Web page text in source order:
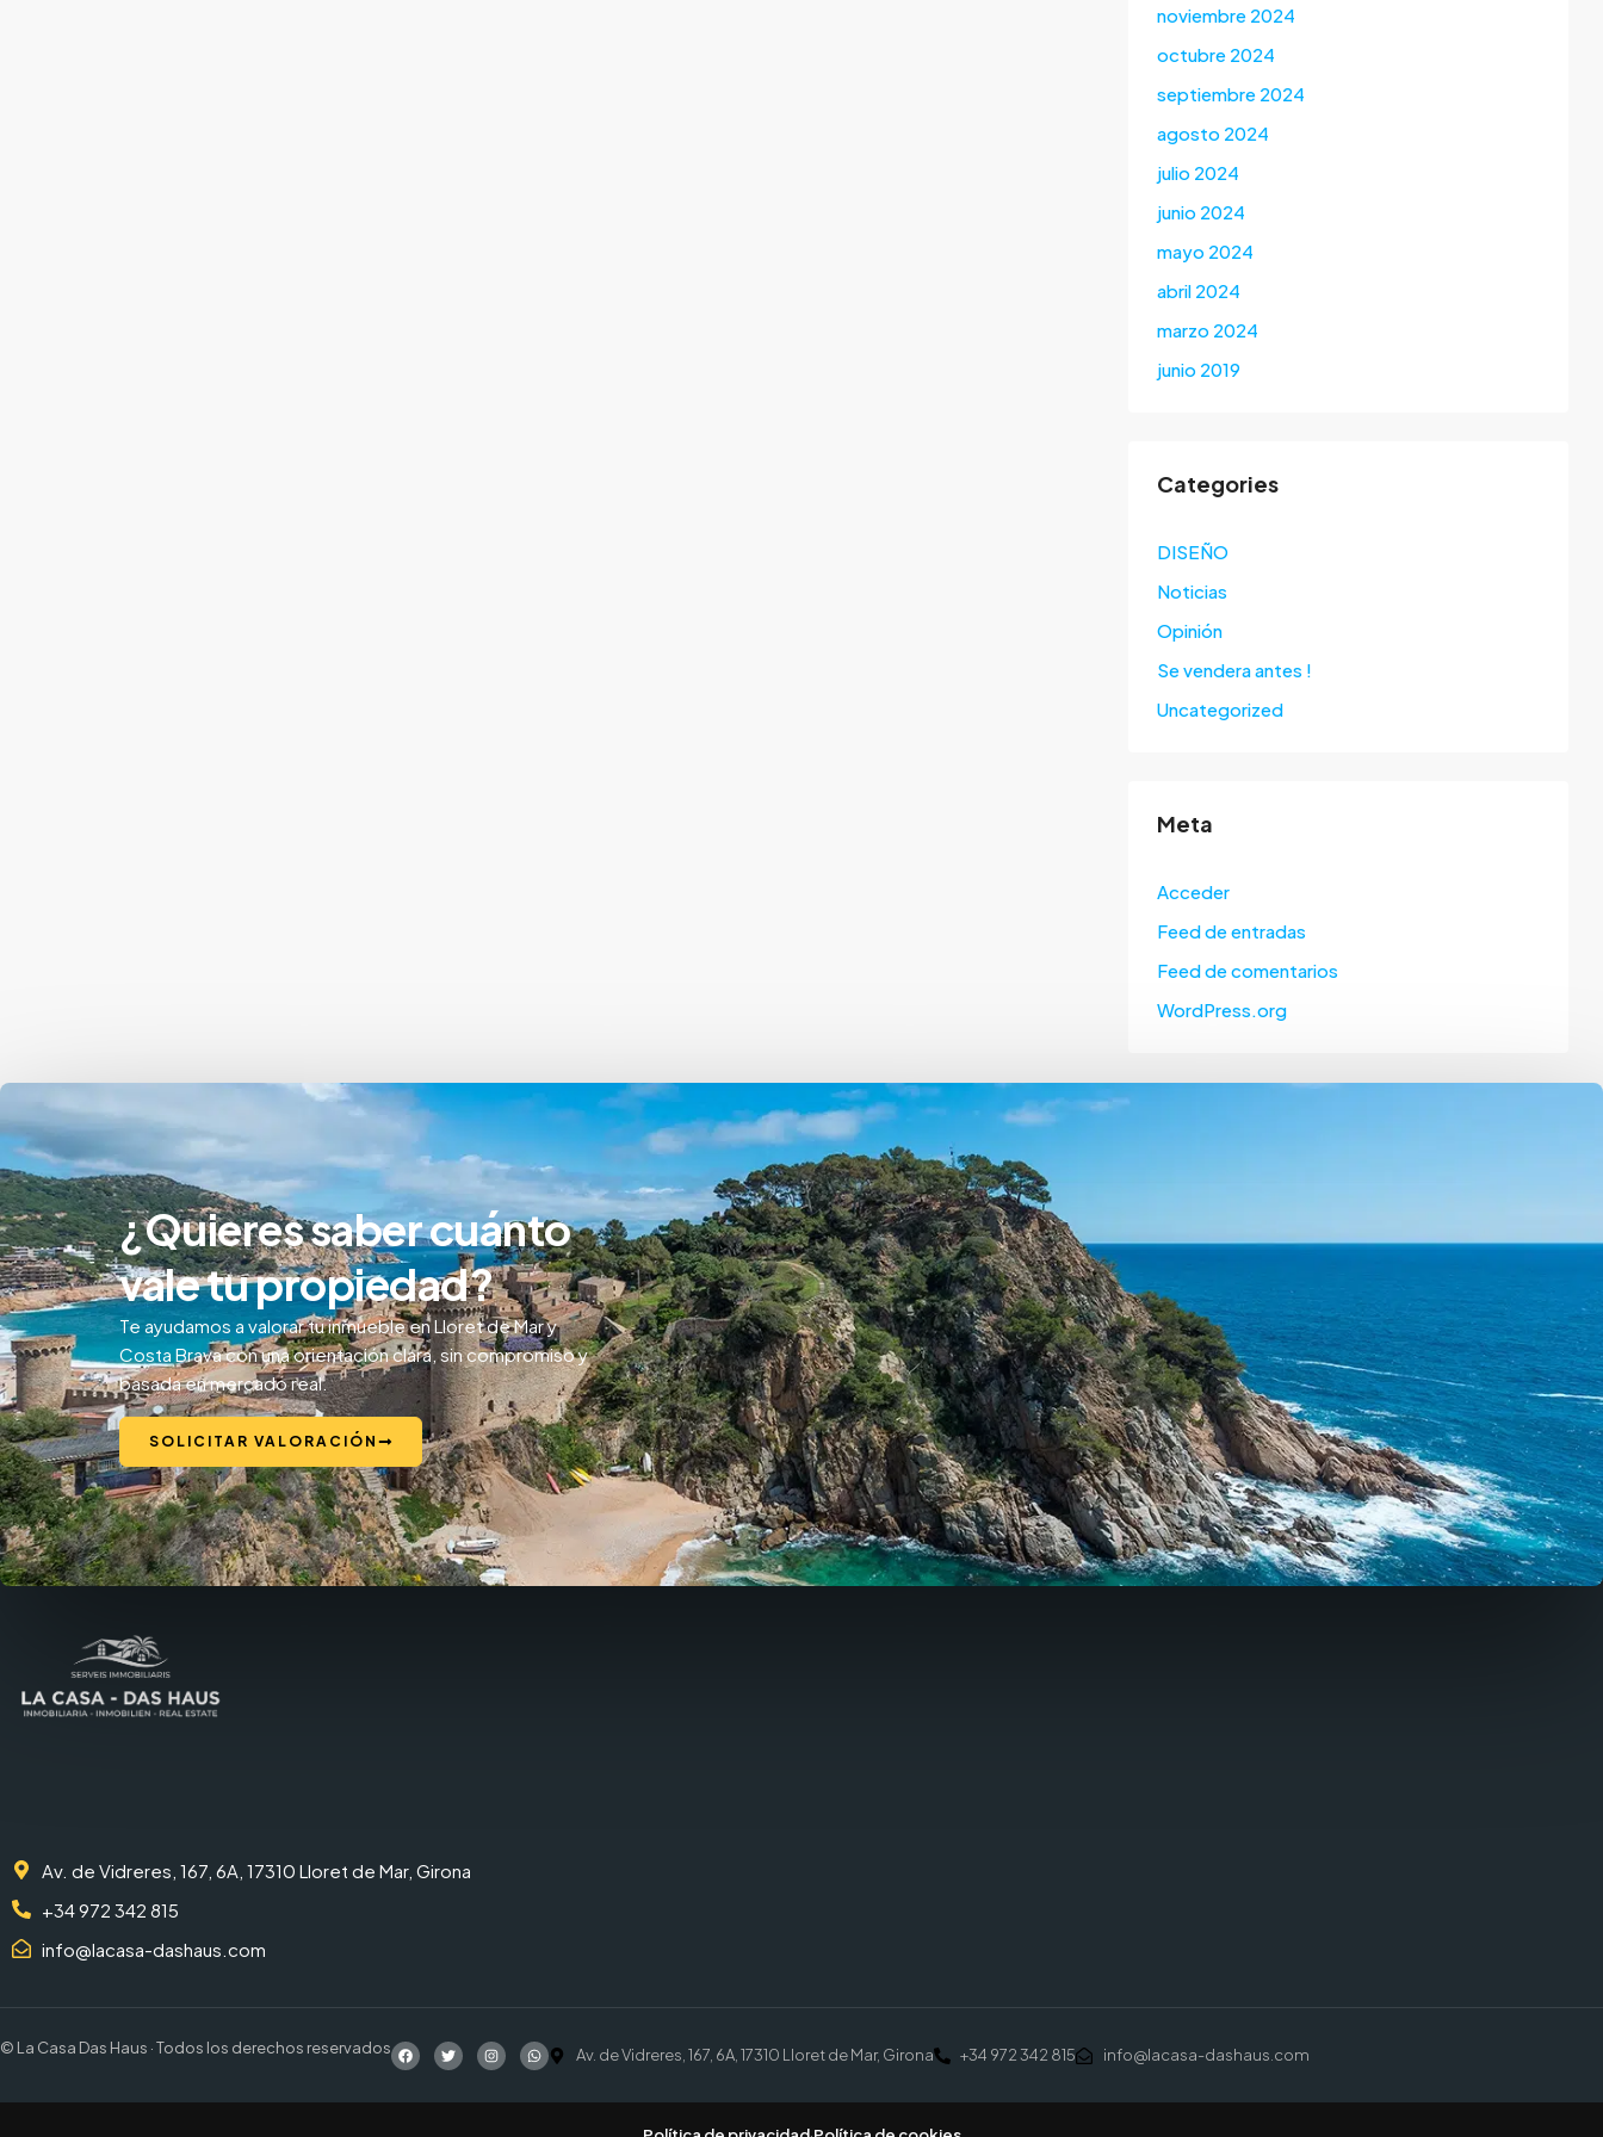
noviembre 2024
octubre 2024
septiembre 2024
agosto 2024
julio 2024
junio 2024
mayo 2024
abril 2024
marzo 2024
junio 2019
Categories
DISEÑO
Noticias
Opinión
Se vendera antes !
Uncategorized
Meta
Acceder
Feed de entradas
Feed de comentarios
WordPress.org
¿Quieres saber cuánto
vale tu propiedad?
Te ayudamos a valorar tu inmueble en Lloret de Mar y
Costa Brava con una orientación clara, sin compromiso y
basada en mercado real.
SOLICITAR VALORACIÓN
Av. de Vidreres, 167, 6A, 17310 Lloret de Mar, Girona
+34 972 342 815
info@lacasa-dashaus.com
© La Casa Das Haus · Todos los derechos reservados Av. de Vidreres, 167, 6A, 17310 Lloret de Mar, Girona +34 972 342 815 info@lacasa-dashaus.com